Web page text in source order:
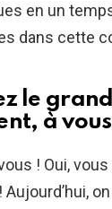
en un
dans cette
le
à
! Oui,
Aujourd’hui,